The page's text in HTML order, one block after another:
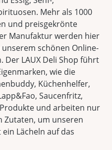
Mehr als 1000
und preisgekrönte
Manufaktur werden hier
schönen Online-
Der LAUX Deli Shop führt
wie die
Küchenhelfer,
Saucenfritz,
und arbeiten nur
Zutaten, um unseren
Lächeln auf das